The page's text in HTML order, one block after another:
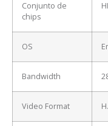
Conjunto de
chips
OS
Bandwidth
Video Format